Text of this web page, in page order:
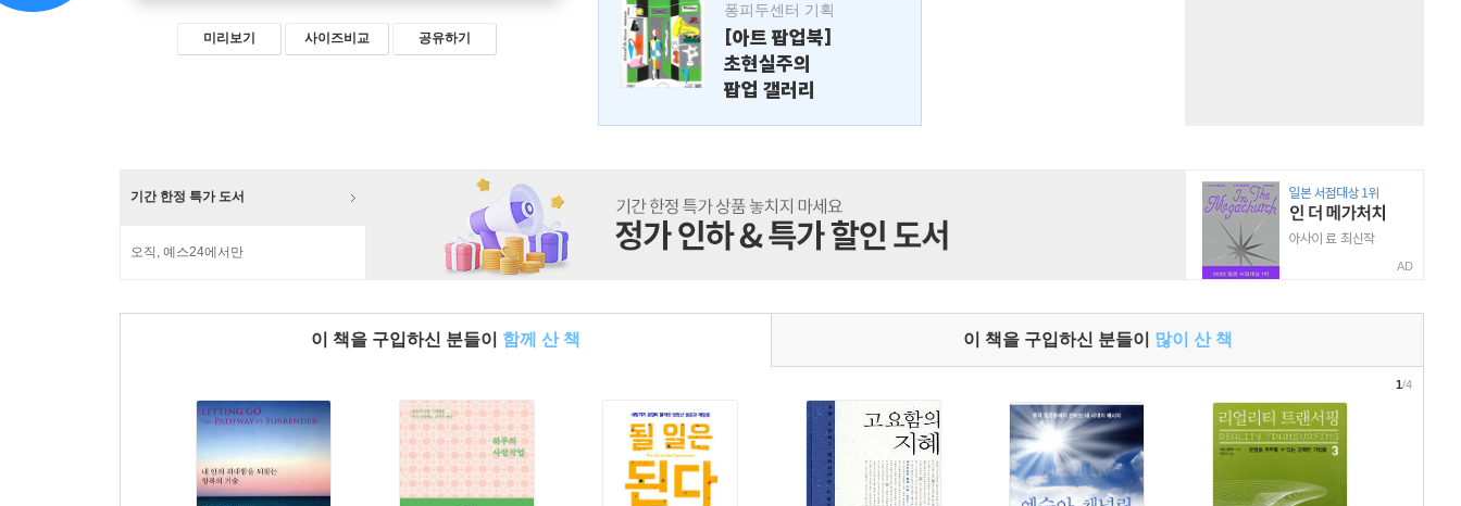
미리보기 사이즈비교 공유하기
퐁피두센터 기획
[아트 팝업북]
초현실주의
팝업 갤러리
기간 한정 특가 도서
오직, 예스24에서만
AD
이 책을 구입하신 분들이 함께 산 책 이 책을 구입하신 분들이 많이 산 책
1/4